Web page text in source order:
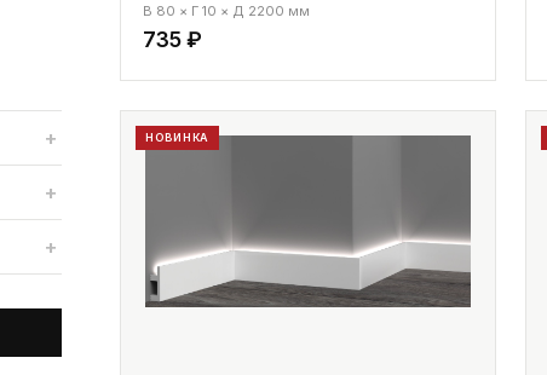
+
+
+
В 80 × Г 10 × Д 2200 мм
735 ₽
НОВИНКА